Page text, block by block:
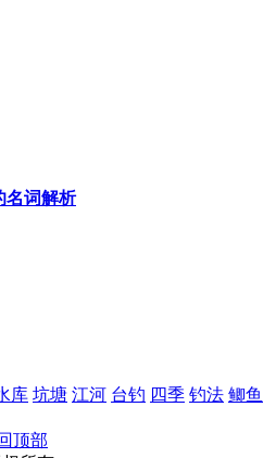
名词解析
库 坑塘 江河 台钓 四季 钓法 鲫鱼
顶部